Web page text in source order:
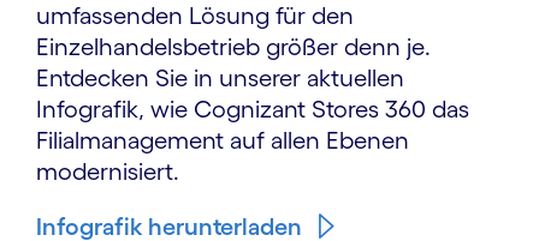
umfassenden Lösung für den
Einzelhandelsbetrieb größer denn je.
Entdecken Sie in unserer aktuellen
Infografik, wie Cognizant Stores 360 das
Filialmanagement auf allen Ebenen
modernisiert.
Infografik herunterladen